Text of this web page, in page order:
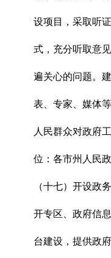
设项目，采取听
式，充分听取意
遍关心的问题。
表、专家、媒体
人民群众对政府
位：各市州人民
（十七）开设政
开专区、政府信
台建设，提供政